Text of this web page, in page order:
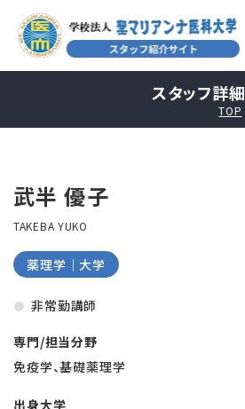
スタッフ詳細
TOP
武半 優子
TAKEBA YUKO
薬理学｜大学
非常勤講師
専門/担当分野
免疫学、基礎薬理学
出身大学